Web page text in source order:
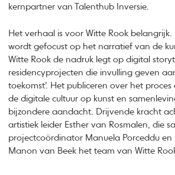
kernpartner van Talenthub Inversie.
Het verhaal is voor Witte Rook
wordt gefocust op het narratief van de
Witte Rook de nadruk legt op digital
residencyprojecten die invulling geven
toekomst’. Het publiceren over het
de digitale cultuur op kunst en
bijzondere aandacht. Drijvende kracht
artistiek leider Esther van Rosmalen, die
projectcoördinator Manuela Porceddu en
Manon van Beek het team van Witte